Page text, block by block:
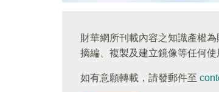
財華網所刊載內容之知識產權
摘編、複製及建立鏡像等任何使
如有意願轉載，請發郵件至